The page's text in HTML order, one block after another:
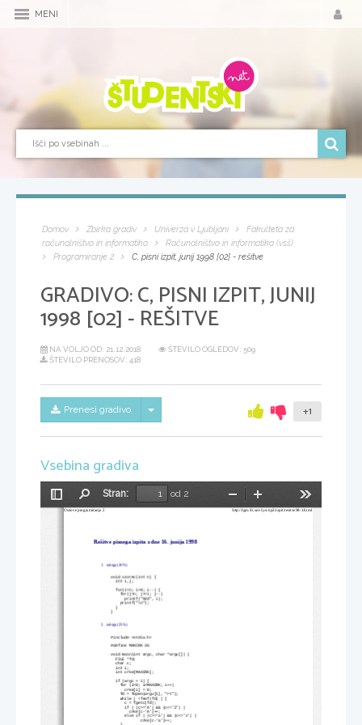
MENI
Domov Zbirka gradiv Univerza v Ljubljani
Fakulteta za
računalništvo in informatiko
Računalništvo in informatika (vsš)
Programiranje 2
C, pisni izpit, junij 1998 [02] - rešitve
GRADIVO:C, PISNI IZPIT, JUNIJ
1998 [02] - REŠITVE
NA VOLJO OD: 21.12.2018
ŠTEVILO OGLEDOV: 509
ŠTEVILO PRENOSOV: 418
Prenesi gradivo Skrij/prikaži meni +1
Vsebina gradiva
Preklopi
stransko
Stran:
od 2
Pomanjšaj
Rešitve pisnega izpita z dne 16. junija 1998
naloga (20%)
1.
  void vzorec(int n) {
    int i,j;
    for(i=n; i>0; i--) {
      for(j=n; j>=i; j--)
        printf("%2d", i);
      printf("\n");
naloga (25%)
2.
  #include <stdio.h>
  #define MAXCRK 26
  void main(int argc, char *argv[]) {
    FILE *fd;
    char c;
    int i;
    int crke[MAXCRK];
    if (argc > 1) {
      for (i=0; i<MAXCRK; i++)
        crke[i] = 0;
      fd = fopen(argv[1], "rt");
      while ( !feof(fd) ) {
        c = fgetc(fd);
        if ( (c>='A') && (c<='Z') )
          crke[c-'A']++;
        else if ( (c>='a') && (c<='z') )
               crke[c-'a']++;
Osnove programiranja 2 http://lgm.fri.uni-lj.si/op2/izpit/resitve98-1.html